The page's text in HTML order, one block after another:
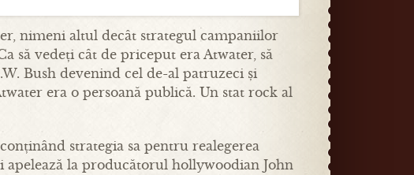
nimeni altul decât strategul campaniilor
să vedeți cât de priceput era Atwater, să
Bush devenind cel de-al patruzeci și
era o persoană publică. Un stat rock al
strategia sa pentru realegerea
la producătorul hollywoodian John